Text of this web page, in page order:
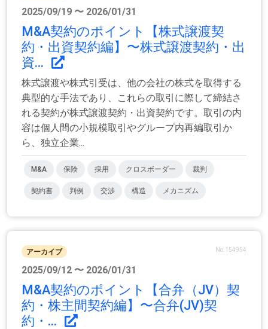
2025/09/19 〜 2026/01/31
M&A契約のポイント【株式譲渡契
約・出資契約編】〜株式譲渡契約・出
資...
株式譲渡や株式引受は、他の会社の株式を取得する
典型的な手法であり、これらの取引に際して締結さ
れる契約が株式譲渡契約・出資契約です。取引の内
容は個人間の小規模取引やグループ内再編取引か
ら、独立企業...
M&A 保険 採用 クロスボーダー 裁判
契約書 判例 交渉 構造 メカニズム
アーカイブ No.154954
2025/09/12 〜 2026/01/31
M&A契約のポイント【合弁（JV）契
約・株主間契約編】〜合弁(JV)契
約・...